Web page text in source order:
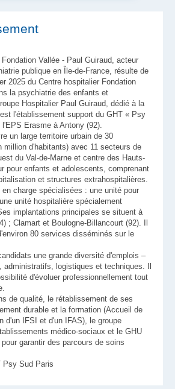
Vallée - Paul Guiraud, acteur
publique en Île-de-France, résulte de
2025 du Centre hospitalier Fondation
la psychiatrie des enfants et
Hospitalier Paul Guiraud, dédié à la
l'établissement support du GHT « Psy
Erasme à Antony (92).
un large territoire urbain de 30
million d'habitants) avec 11 secteurs de
du Val-de-Marne et centre des Hauts-
pour enfants et adolescents, comprenant
et structures extrahospitalières.
en charge spécialisées : une unité pour
unité hospitalière spécialement
implantations principales se situent à
; Clamart et Boulogne-Billancourt (92). Il
80 services disséminés sur le
une grande diversité d'emplois –
administratifs, logistiques et techniques. Il
d'évoluer professionnellement tout
de qualité, le rétablissement de ses
durable et la formation (Accueil de
d'un IFSI et d'un IFAS), le groupe
médico-sociaux et le GHU
garantir des parcours de soins
Psy Sud Paris